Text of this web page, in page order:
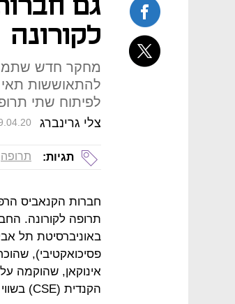
גם
לקורונה
מחקר חדש
להתאוששות תאי
לפיתוח שתי
צלי גרינברג
תגיות: תרופה
חברות הקנאביס
תרופה לקורונה.
פסיכואקטיבי),
אינוקאן, שהוקמה
הקנדית (CSE) בשווי 20 מיליון דולר קנדי.